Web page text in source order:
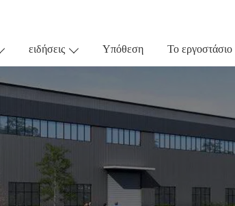
ειδήσεις Υπόθεση Το εργοστάσιο